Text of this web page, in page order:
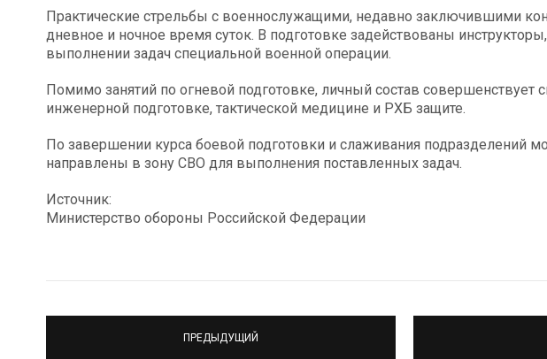
Практические стрельбы с военнослужащими, недавно заключившими
дневное и ночное время суток. В подготовке задействованы
выполнении задач специальной военной операции.
Помимо занятий по огневой подготовке, личный состав совершенствует
инженерной подготовке, тактической медицине и РХБ защите.
По завершении курса боевой подготовки и слаживания подразделений
направлены в зону СВО для выполнения поставленных задач.
Источник:
Министерство обороны Российской Федерации
ПРЕДЫДУЩИЙ